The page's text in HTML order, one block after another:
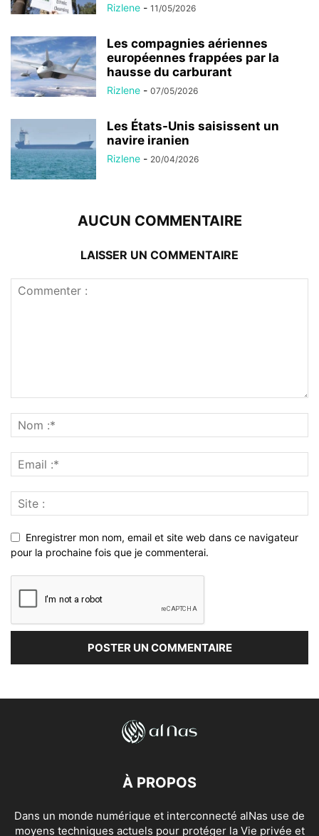
Rizlene - 11/05/2026
Les compagnies aériennes
européennes frappées par la
hausse du carburant
Rizlene - 07/05/2026
Les États-Unis saisissent un
navire iranien
Rizlene - 20/04/2026
AUCUN COMMENTAIRE
LAISSER UN COMMENTAIRE
Enregistrer mon nom, email et site web dans ce navigateur
pour la prochaine fois que je commenterai.
À PROPOS
Dans un monde numérique et interconnecté alNas use de
moyens techniques actuels pour protéger la Vie privée et